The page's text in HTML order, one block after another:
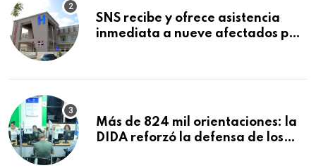
SNS recibe y ofrece asistencia
inmediata a nueve afectados por
Macorís
Más de 824 mil orientaciones: la
DIDA reforzó la defensa de los